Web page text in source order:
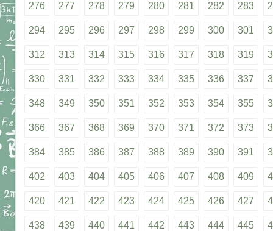
276 277 278 279 280 281 282 283
294 295 296 297 298 299 300 301
312 313 314 315 316 317 318 319
330 331 332 333 334 335 336 337
348 349 350 351 352 353 354 355
366 367 368 369 370 371 372 373
384 385 386 387 388 389 390 391
402 403 404 405 406 407 408 409
420 421 422 423 424 425 426 427
438 439 440 441 442 443 444 445